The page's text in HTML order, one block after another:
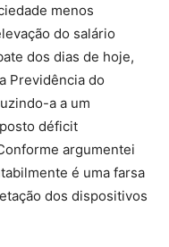
menos
do salário
dos dias de hoje,
Previdência do
a a um
déficit
argumentei
é uma farsa
dos dispositivos